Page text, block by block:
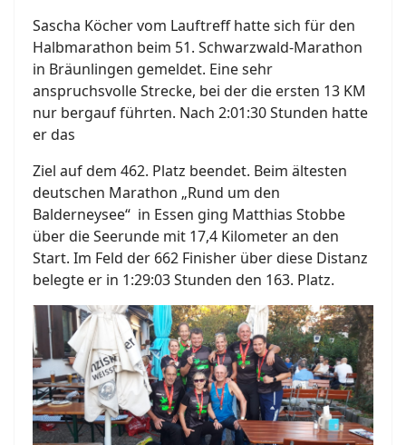
Sascha Köcher vom Lauftreff hatte sich für den
Halbmarathon beim 51. Schwarzwald-Marathon
in Bräunlingen gemeldet. Eine sehr
anspruchsvolle Strecke, bei der die ersten 13 KM
nur bergauf führten. Nach 2:01:30 Stunden hatte
er das
Ziel auf dem 462. Platz beendet. Beim ältesten
deutschen Marathon „Rund um den
Balderneysee“ in Essen ging Matthias Stobbe
über die Seerunde mit 17,4 Kilometer an den
Start. Im Feld der 662 Finisher über diese Distanz
belegte er in 1:29:03 Stunden den 163. Platz.